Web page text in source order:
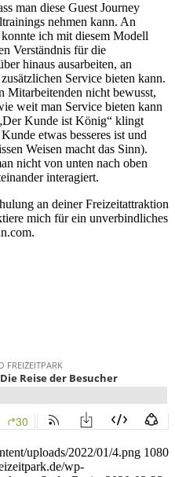
man diese Guest Journey
nehmen kann. An
ich mit diesem Modell
Verständnis für die
hinaus ausarbeiten, an
Service bieten kann.
Mitarbeitenden nicht bewusst,
weit man Service bieten kann
Kunde ist König“ klingt
etwas besseres ist und
Weisen macht das Sinn).
nicht von unten nach oben
interagiert.
an deiner Freizeitattraktion
mich für ein unverbindliches
uploads/2022/01/4.png 1080
wp-